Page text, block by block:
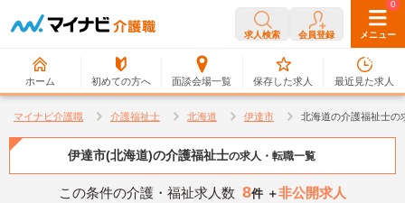
求人検索 会員登録 メニュー
ホーム 初めての方へ 面談会場一覧
0
保存した求人
0
最近見た求人
マイナビ介護職 介護福祉士 北海道 伊達市 北海道の介護福祉士の
伊達市(北海道)の介護福祉士の求人・転職一覧
この条件の介護・福祉求人数 8件 ＋非公開求人